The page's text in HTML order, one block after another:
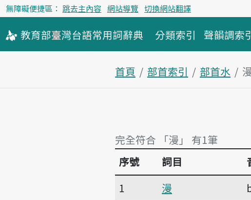
無障礙便捷區： 跳去主內容 網站導覽 切換網站翻譯
教育部臺灣台語常用詞辭典 分類索引 聲韻調索
首頁 部首索引 部首水
完全符合 「漫」 有1筆
完全符合 「漫」 有1筆
序號 詞目
1
漫